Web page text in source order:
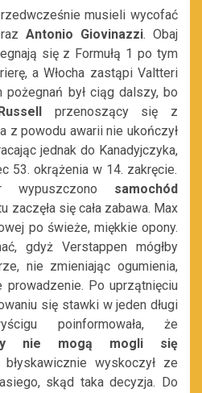
musieli wycofać
Antonio Giovinazzi. Obaj
się z Formułą 1 po tym
a Włocha zastąpi Valtteri
pożegnań był ciąg dalszy, bo
przenoszący się z
z powodu awarii nie ukończył
jednak do Kanadyjczyka,
53. okrążenia w 14. zakręcie.
wypuszczono samochód
zaczęła się cała zabawa. Max
po świeże, miękkie opony.
gdyż Verstappen mógłby
nie zmieniając ogumienia,
prowadzenie. Po uprzątnięciu
się stawki w jeden długi
poinformowała, że
nie mogą mogli się
wyskoczył ze
skąd taka decyzja. Do